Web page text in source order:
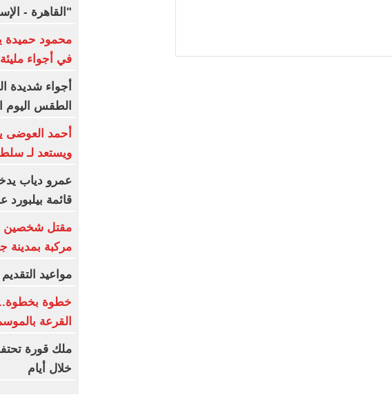
"القاهرة -
محمود حميدة
في أجواء
أجواء شديدة
الطقس اليوم الجمعة
أحمد
ويستعد لـ
عمرو دياب
قائمة بيلبورد عربية
مركبة بمدينة
مواعيد
خطوة
القرعة
ملك قورة
خلال أيام